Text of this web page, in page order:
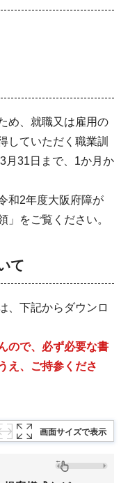
め、就職又は雇用の
していただく職業訓
月31日まで、1か月か
和2年度大阪府障が
」をご覧ください。
て
、下記からダウンロ
ので、必ず必要な書
え、ご持参くださ
画面サイズで表示